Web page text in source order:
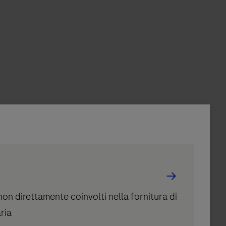
direttamente coinvolti nella fornitura di